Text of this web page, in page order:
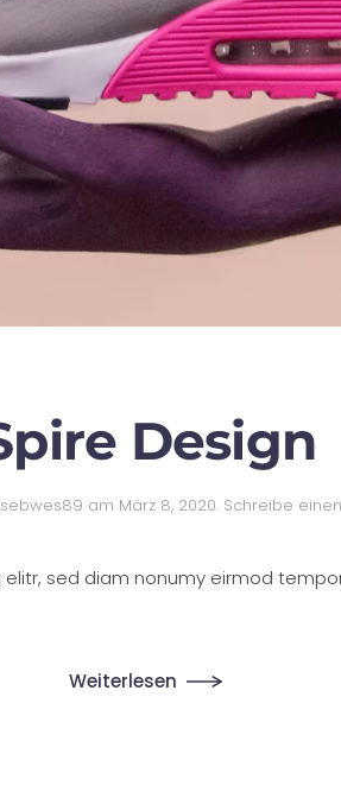
Design
sebwes89 am März 8, 2020. Schreibe
sed diam nonumy eirmod
Weiterlesen